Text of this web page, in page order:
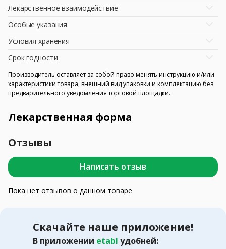
Лекарственное взаимодействие
Особые указания
Условия хранения
Срок годности
Производитель оставляет за собой право менять инструкцию и/или
характеристики товара, внешний вид упаковки и комплектацию без
предварительного уведомления торговой площадки.
Лекарственная форма
Отзывы
Написать отзыв
Пока нет отзывов о данном товаре
Скачайте наше приложение!
В приложении etabl удобней: